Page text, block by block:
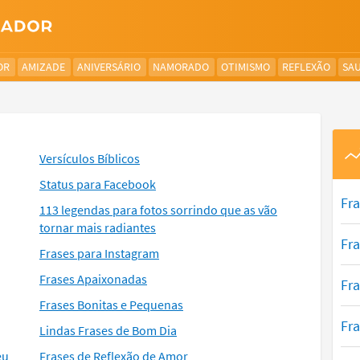
AMIZADE ANIVERSÁRIO NAMORADO OTIMISMO REFLEXÃO
Versículos Bíblicos
Status para Facebook
113 legendas para fotos sorrindo que as vão
tornar mais radiantes
Frases para Instagram
Frases Apaixonadas
Frases Bonitas e Pequenas
Lindas Frases de Bom Dia
Frases de Reflexão de Amor